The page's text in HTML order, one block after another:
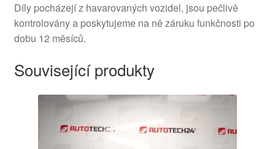
Díly pocházejí z havarovaných vozidel, jsou pečlivě
kontrolovány a poskytujeme na ně záruku funkčnosti po
dobu 12 měsíců.
Související produkty